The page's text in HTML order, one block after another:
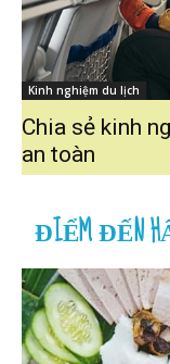
Kinh nghiệm du lịch
Chia sẻ kinh
an toàn
ĐIỂM ĐẾN